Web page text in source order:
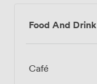
Food And Drink
Café